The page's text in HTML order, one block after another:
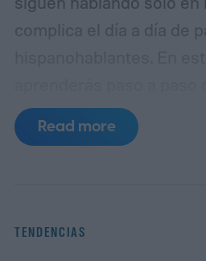
complica el día a día de
español MyChart (el
basado en Epic), así
Read more
TENDENCIAS